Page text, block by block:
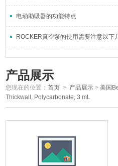
电动助吸器的功能特点
ROCKER真空泵的使用需要注意以下
产品展示
您现在的位置：首页 > 产品展示 >美国
Thickwall, Polycarbonate, 3 mL